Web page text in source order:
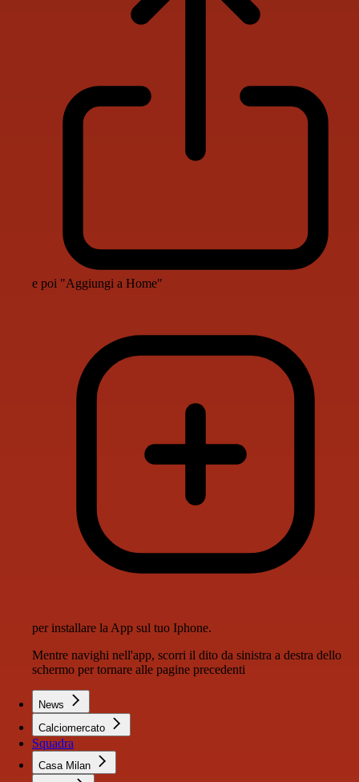
e poi "Aggiungi a Home"
per installare la App sul tuo Iphone.
Mentre navighi nell'app, scorri il dito da sinistra a destra dello
schermo per tornare alle pagine precedenti
News
Calciomercato
Squadra
Casa Milan